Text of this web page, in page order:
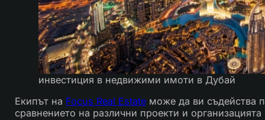
инвестиция в недвижими имоти в Дубай
Екипът на Focus Real Estate може да ви съдейства
сравнението на различни проекти и